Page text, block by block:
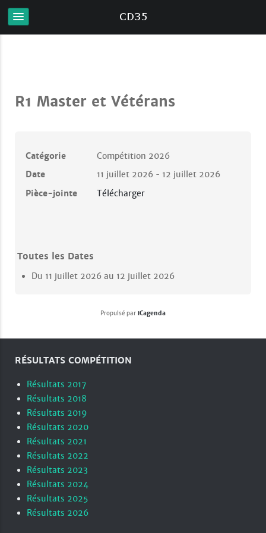
R1 Master et Vétérans
Catégorie
Compétition 2026
Date
11 juillet 2026- 12 juillet 2026
Pièce-jointe
Télécharger
Toutes les Dates
Du 11 juillet 2026 au 12 juillet 2026
Propulsé par iCagenda
RÉSULTATS COMPÉTITION
Résultats 2017
Résultats 2018
Résultats 2019
Résultats 2020
Résultats 2021
Résultats 2022
Résultats 2023
Résultats 2024
Résultats 2025
Résultats 2026